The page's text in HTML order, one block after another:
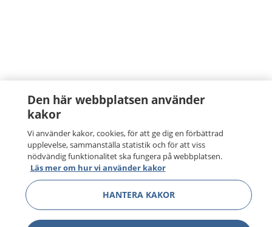
Den här webbplatsen använder
kakor
Vi använder kakor, cookies, för att ge dig en förbättrad
upplevelse, sammanställa statistik och för att viss
nödvändig funktionalitet ska fungera på webbplatsen.
Läs mer om hur vi använder kakor
HANTERA KAKOR